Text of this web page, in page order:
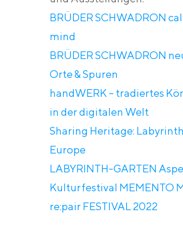
BRÜDER SCHWADRON
mind
BRÜDER SCHWADRON
Orte & Spuren
handWERK – tradiertes
in der digitalen Welt
Sharing Heritage:
Europe
LABYRINTH-GARTEN
Kulturfestival MEMENTO
re:pair FESTIVAL 2022